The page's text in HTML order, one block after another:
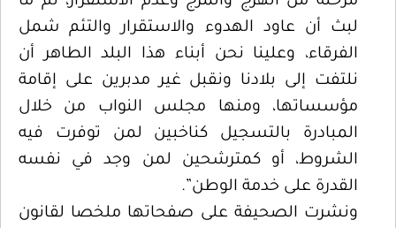
لبث أن عاود الهدوء والاستقرار والتئم شمل
الفرقاء، وعلينا نحن أبناء هذا البلد الطاهر أن
نلتفت إلى بلادنا ونقبل غير مدبرين على إقامة
مؤسساتها، ومنها مجلس النواب من خلال
المبادرة بالتسجيل كناخبين لمن توفرت فيه
الشروط، أو كمترشحين لمن وجد في نفسه
القدرة على خدمة الوطن”.
ونشرت الصحيفة على صفحاتها ملخصا لقانون